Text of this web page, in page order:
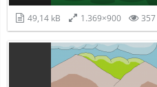
49,14 kB 1.369×900 357